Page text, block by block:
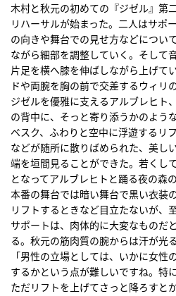
木村と秋元の初めての『ジゼル』第
リハーサルが始まった。二人はサポ
の向きや舞台での見せ方などについ
ながら細部を調整していく。そして
片足を横へ膝を伸ばしながら上げて
ドや両腕を胸の前で交差するウィリ
ジゼルを優雅に支えるアルブレヒト
の背中に、そっと寄り添うかのよう
ベスク、ふわりと空中に浮遊するリ
などが随所に散りばめられた、美し
端を垣間見ることができた。若くし
となってアルブレヒトと踊る夜の森
本番の舞台では暗い舞台で黒い衣装
リフトするときなど目立たないが、
サポートは、肉体的に大変なものだ
る。秋元の筋肉質の腕からは汗が光る
「男性の立場としては、いかに女性
するかという点が難しいですね。特
ただリフトを上げてさっと降ろすと